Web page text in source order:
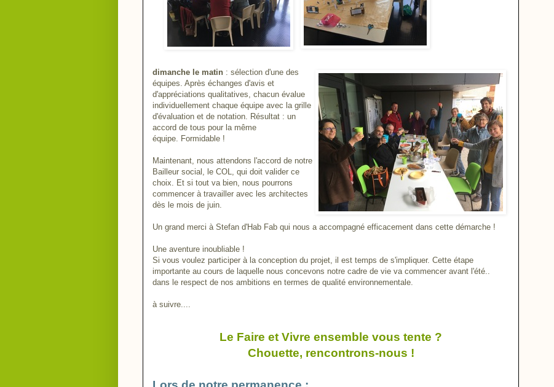
dimanche le matin : sélection d'une des
équipes. Après échanges d'avis et
d'appréciations qualitatives, chacun évalue
individuellement chaque équipe avec la grille
d'évaluation et de notation. Résultat : un
accord de tous pour la même
équipe. Formidable !
Maintenant, nous attendons l'accord de notre
Bailleur social, le COL, qui doit valider ce
choix. Et si tout va bien, nous pourrons
commencer à travailler avec les architectes
dès le mois de juin.
Un grand merci à Stefan d'Hab Fab qui nous a accompagné efficacement dans cette démarche !
Une aventure inoubliable !
Si vous voulez participer à la conception du projet, il est temps de s'impliquer. Cette étape
importante au cours de laquelle nous concevons notre cadre de vie va commencer avant l'été..
dans le respect de nos ambitions en termes de qualité environnementale.
à suivre....
Le Faire et Vivre ensemble vous tente ?
Chouette, rencontrons-nous !